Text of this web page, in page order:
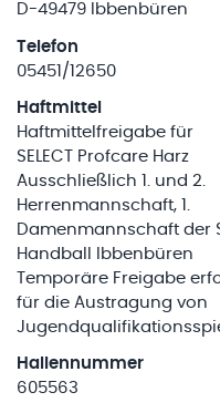
D-49479 Ibbenbüren
Telefon
05451/12650
Haftmittel
Haftmittelfreigabe für
SELECT Profcare Harz
Ausschließlich 1. und 2.
Herrenmannschaft, 1.
Damenmannschaft der
Handball Ibbenbüren
Temporäre Freigabe
für die Austragung von
Hallennummer
605563